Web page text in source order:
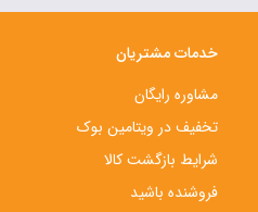
خدمات مشتریان
مشاوره رایگان
تخفیف در ویتامین بوک
شرایط بازگشت کالا
فروشنده باشید